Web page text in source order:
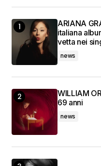
ARIANA
italiana
vetta nei
news
WILLIAM
69 anni
news